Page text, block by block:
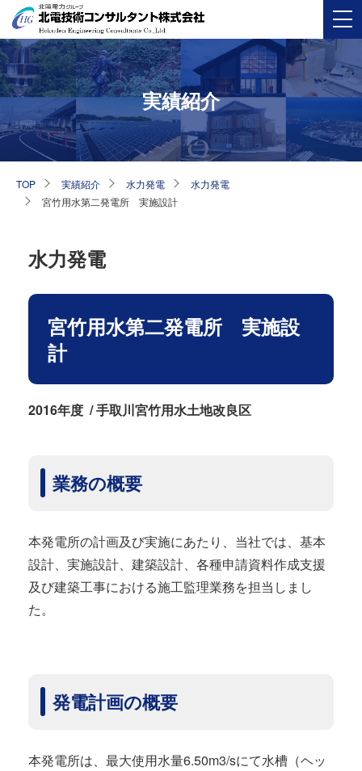
実績紹介
TOP 実績紹介 水力発電
水力発電
宮竹用水第二発電所 実施設計
水力発電
宮竹用水第二発電所 実施設
計
2016年度 / 手取川宮竹用水土地改良区
業務の概要
本発電所の計画及び実施にあたり、当社では、基本
設計、実施設計、建築設計、各種申請資料作成支援
及び建築工事における施工監理業務を担当しまし
た。
発電計画の概要
本発電所は、最大使用水量6.50m3/sにて水槽（ヘッ